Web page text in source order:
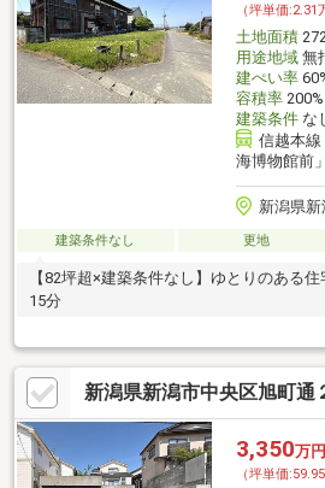
（坪単価:2.31
土地面積
用途地域無
建ぺい率
容積率200%
建築条件な
信越本線
海博物館前
新潟県
建築条件なし 更地
【82坪超×建築条件なし】ゆとりのある
15分
新潟県新潟市中央区旭町通
3,350万円
（坪単価:59.95